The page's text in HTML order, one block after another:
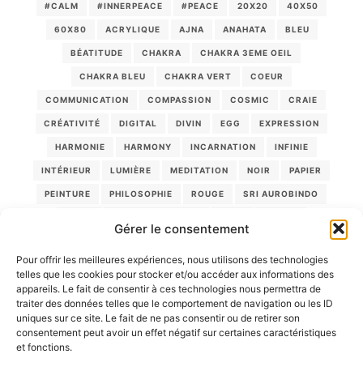
Gérer le consentement
Pour offrir les meilleures expériences, nous utilisons des technologies
telles que les cookies pour stocker et/ou accéder aux informations des
appareils. Le fait de consentir à ces technologies nous permettra de
traiter des données telles que le comportement de navigation ou les ID
uniques sur ce site. Le fait de ne pas consentir ou de retirer son
consentement peut avoir un effet négatif sur certaines caractéristiques
et fonctions.
#CALM #INNERPEACE #PEACE 20X20 40X50
60X80 ACRYLIQUE AJNA ANAHATA BLEU
BÉATITUDE CHAKRA CHAKRA 3EME OEIL
CHAKRA BLEU CHAKRA VERT COEUR
COMMUNICATION COMPASSION COSMIC CRAIE
CRÉATIVITÉ DIGITAL DIVIN EGG EXPRESSION
HARMONIE HARMONY INCARNATION INFINIE
INTÉRIEUR LUMIÈRE MEDITATION NOIR PAPIER
PEINTURE PHILOSOPHIE ROUGE SRI AUROBINDO
PANIER
Votre panier est vide.